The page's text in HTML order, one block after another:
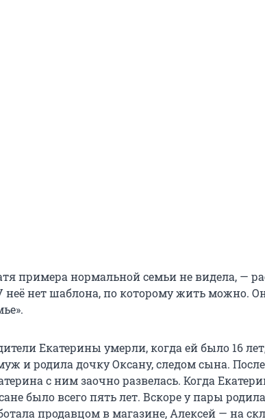
примера нормальной семьи не видела, —
неё нет шаблона, по которому жить можно.
Екатерины умерли, когда ей было 16
и родила дочку Оксану, следом сына.
с ним заочно развелась. Когда
было всего пять лет. Вскоре у пары
продавцом в магазине, Алексей — на